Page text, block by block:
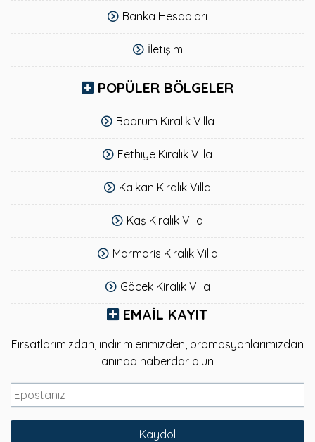
Banka Hesapları
İletişim
POPÜLER BÖLGELER
Bodrum Kiralık Villa
Fethiye Kiralık Villa
Kalkan Kiralık Villa
Kaş Kiralık Villa
Marmaris Kiralık Villa
Göcek Kiralık Villa
EMAIL KAYIT
Fırsatlarımızdan, indirimlerimizden, promosyonlarımızdan
anında haberdar olun
Kaydol